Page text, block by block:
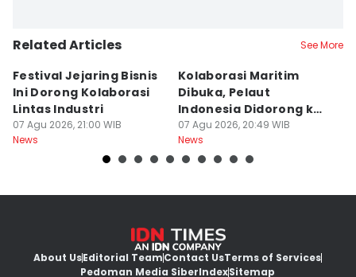
Related Articles See More
Festival Jejaring Bisnis
Ini Dorong Kolaborasi
Lintas Industri
07 Agu 2026, 21:00 WIB
News
Kolaborasi Maritim
Dibuka, Pelaut
Indonesia Didorong ke
Pasar Global
07 Agu 2026, 20:49 WIB
News
About UsEditorial TeamContact UsTerms of Services
Pedoman Media SiberIndexSitemap